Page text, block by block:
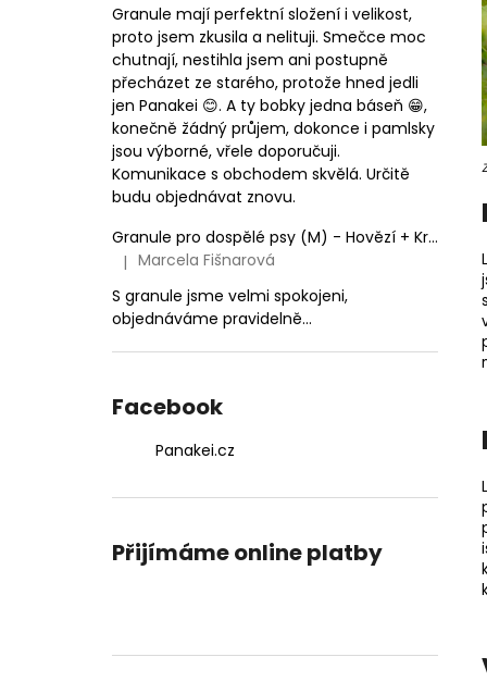
Granule mají perfektní složení i velikost,
proto jsem zkusila a nelituji. Smečce moc
chutnají, nestihla jsem ani postupně
přecházet ze starého, protože hned jedli
jen Panakei 😊. A ty bobky jedna báseň 😁,
konečně žádný průjem, dokonce i pamlsky
jsou výborné, vřele doporučuji.
Komunikace s obchodem skvělá. Určitě
budu objednávat znovu.
Granule pro dospělé psy (M) - Hovězí + Krůtí 9kg
Hodnocení produktu je 5 z 5 hvězdiček.
| Marcela Fišnarová
S granule jsme velmi spokojeni,
objednáváme pravidelně...
Facebook
Panakei.cz
Přijímáme online platby